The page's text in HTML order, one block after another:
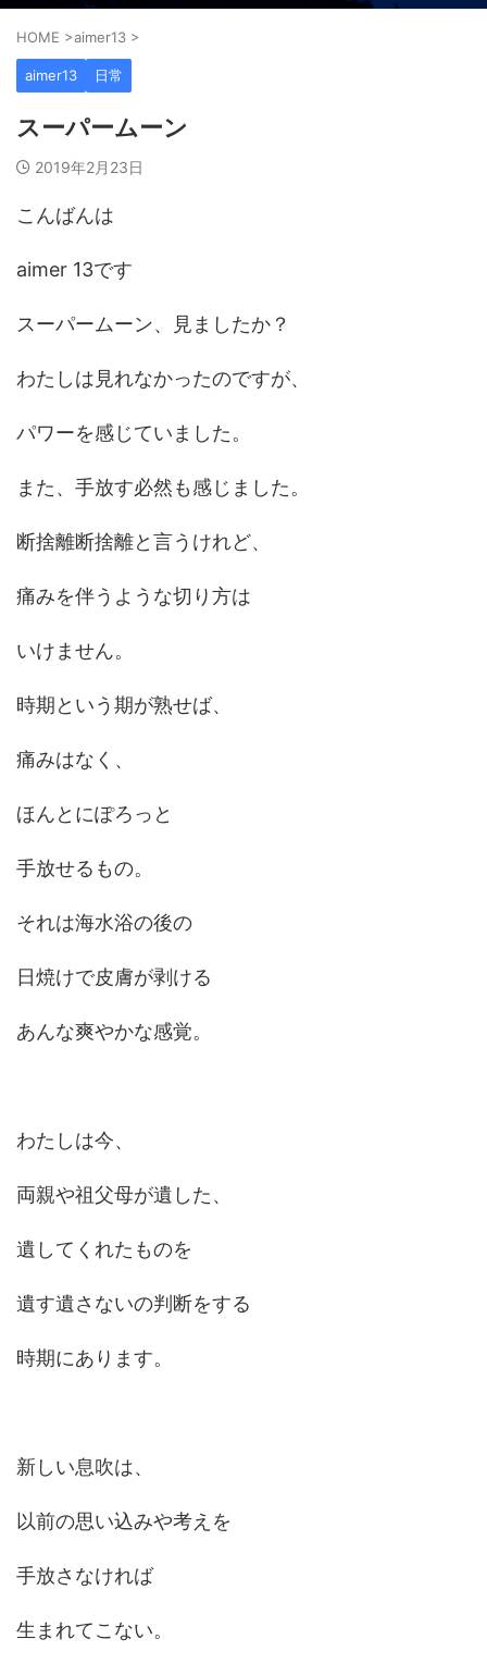
HOME >aimer13 >
aimer13 日常
スーパームーン
2019年2月23日
こんばんは
aimer 13です
スーパームーン、見ましたか？
わたしは見れなかったのですが、
パワーを感じていました。
また、手放す必然も感じました。
断捨離断捨離と言うけれど、
痛みを伴うような切り方は
いけません。
時期という期が熟せば、
痛みはなく、
ほんとにぽろっと
手放せるもの。
それは海水浴の後の
日焼けで皮膚が剥ける
あんな爽やかな感覚。
わたしは今、
両親や祖父母が遺した、
遺してくれたものを
遺す遺さないの判断をする
時期にあります。
新しい息吹は、
以前の思い込みや考えを
手放さなければ
生まれてこない。